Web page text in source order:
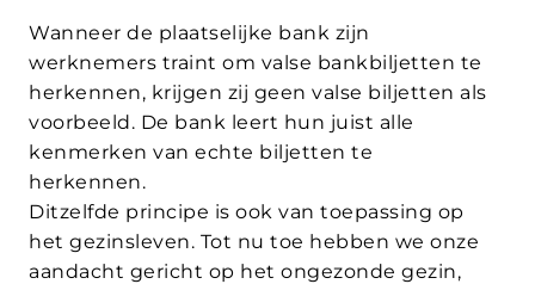
Wanneer de plaatselijke bank zijn
werknemers traint om valse bankbiljetten te
herkennen, krijgen zij geen valse biljetten als
voorbeeld. De bank leert hun juist alle
kenmerken van echte biljetten te
herkennen.
Ditzelfde principe is ook van toepassing op
het gezinsleven. Tot nu toe hebben we onze
aandacht gericht op het ongezonde gezin,